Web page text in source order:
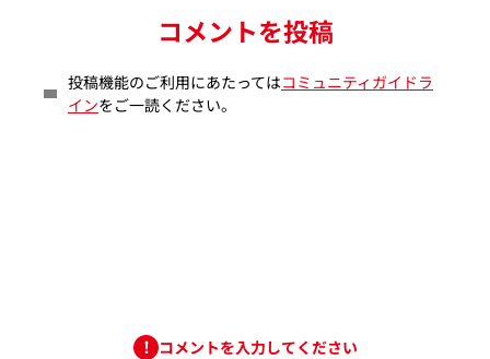
コメントを投稿
投稿機能のご利用にあたってはコミュニティガイドラ
インをご一読ください。
コメントを入力してください